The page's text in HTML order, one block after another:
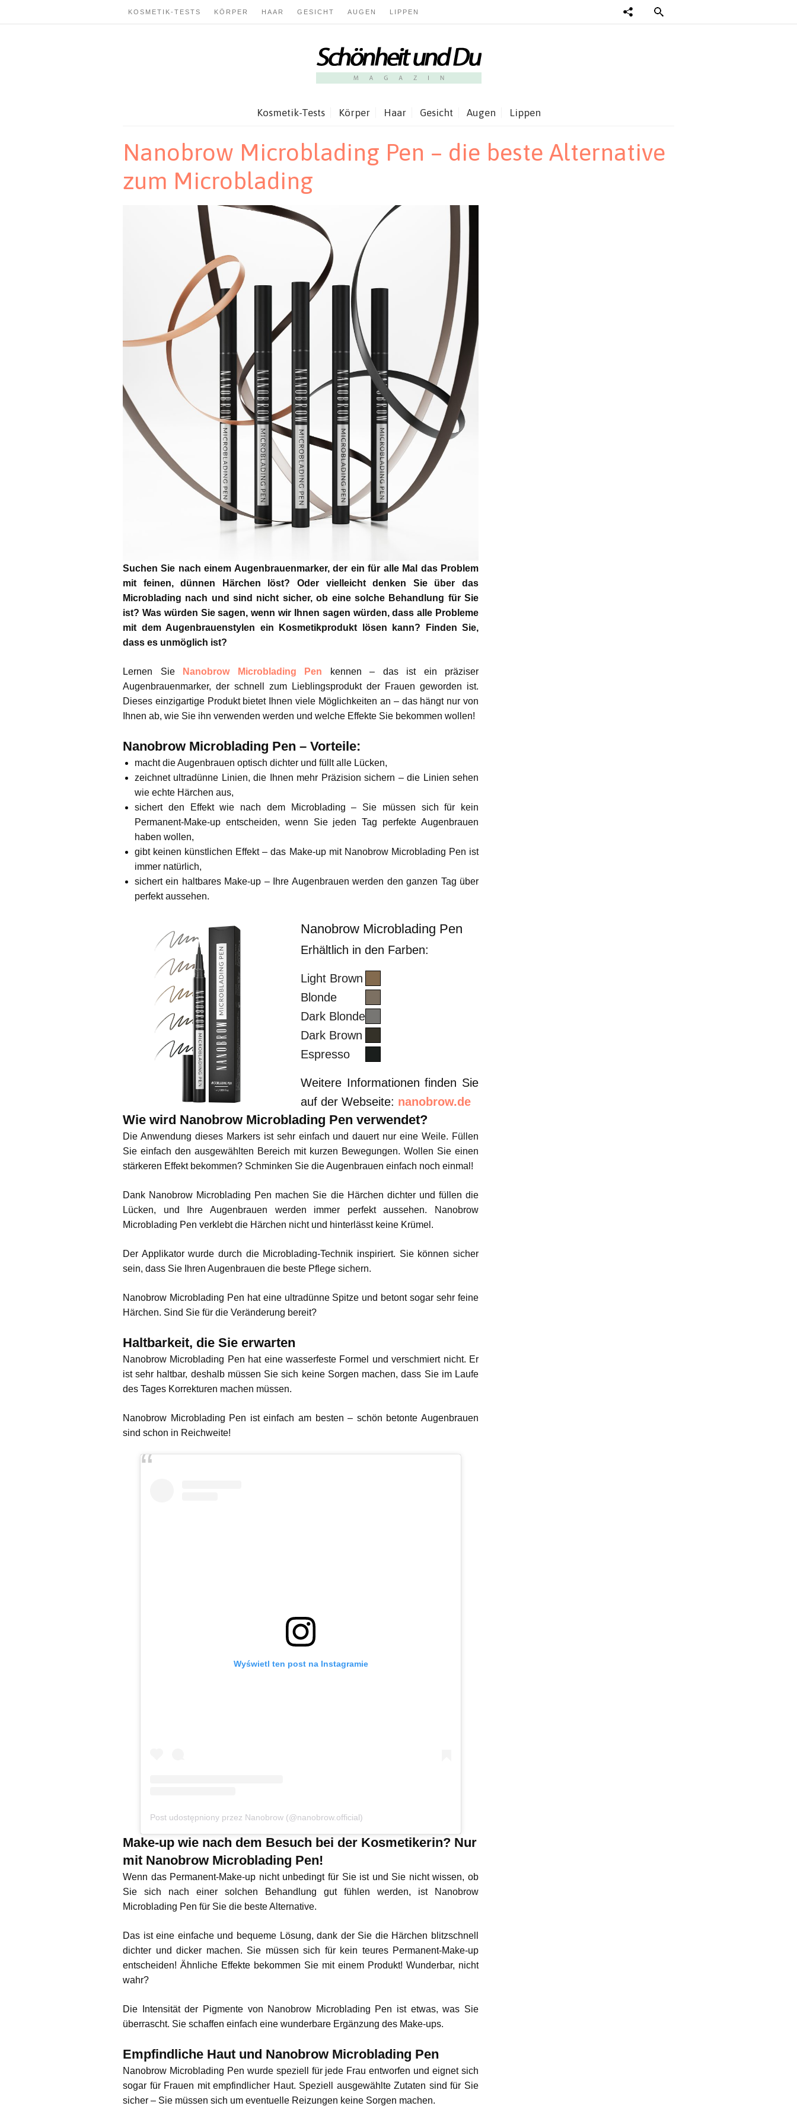
KOSMETIK-TESTS KÖRPER HAAR GESICHT AUGEN LIPPEN
Kosmetik-Tests Körper Haar Gesicht Augen Lippen
Nanobrow Microblading Pen – die beste Alternative
zum Microblading
Suchen Sie nach einem Augenbrauenmarker, der ein für alle Mal das Problem
mit feinen, dünnen Härchen löst? Oder vielleicht denken Sie über das
Microblading nach und sind nicht sicher, ob eine solche Behandlung für Sie
ist? Was würden Sie sagen, wenn wir Ihnen sagen würden, dass alle Probleme
mit dem Augenbrauenstylen ein Kosmetikprodukt lösen kann? Finden Sie,
dass es unmöglich ist?
Lernen Sie Nanobrow Microblading Pen kennen – das ist ein präziser
Augenbrauenmarker, der schnell zum Lieblingsprodukt der Frauen geworden ist.
Dieses einzigartige Produkt bietet Ihnen viele Möglichkeiten an – das hängt nur von
Ihnen ab, wie Sie ihn verwenden werden und welche Effekte Sie bekommen wollen!
Nanobrow Microblading Pen – Vorteile:
macht die Augenbrauen optisch dichter und füllt alle Lücken,
zeichnet ultradünne Linien, die Ihnen mehr Präzision sichern – die Linien sehen
wie echte Härchen aus,
sichert den Effekt wie nach dem Microblading – Sie müssen sich für kein
Permanent-Make-up entscheiden, wenn Sie jeden Tag perfekte Augenbrauen
haben wollen,
gibt keinen künstlichen Effekt – das Make-up mit Nanobrow Microblading Pen ist
immer natürlich,
sichert ein haltbares Make-up – Ihre Augenbrauen werden den ganzen Tag über
perfekt aussehen.
Nanobrow Microblading Pen
Erhältlich in den Farben:
Light Brown
Blonde
Dark Blonde
Dark Brown
Espresso
Weitere Informationen finden Sie
auf der Webseite: nanobrow.de
Wie wird Nanobrow Microblading Pen verwendet?
Die Anwendung dieses Markers ist sehr einfach und dauert nur eine Weile. Füllen
Sie einfach den ausgewählten Bereich mit kurzen Bewegungen. Wollen Sie einen
stärkeren Effekt bekommen? Schminken Sie die Augenbrauen einfach noch einmal!
Dank Nanobrow Microblading Pen machen Sie die Härchen dichter und füllen die
Lücken, und Ihre Augenbrauen werden immer perfekt aussehen. Nanobrow
Microblading Pen verklebt die Härchen nicht und hinterlässt keine Krümel.
Der Applikator wurde durch die Microblading-Technik inspiriert. Sie können sicher
sein, dass Sie Ihren Augenbrauen die beste Pflege sichern.
Nanobrow Microblading Pen hat eine ultradünne Spitze und betont sogar sehr feine
Härchen. Sind Sie für die Veränderung bereit?
Haltbarkeit, die Sie erwarten
Nanobrow Microblading Pen hat eine wasserfeste Formel und verschmiert nicht. Er
ist sehr haltbar, deshalb müssen Sie sich keine Sorgen machen, dass Sie im Laufe
des Tages Korrekturen machen müssen.
Nanobrow Microblading Pen ist einfach am besten – schön betonte Augenbrauen
sind schon in Reichweite!
Wyświetl ten post na Instagramie
Post udostępniony przez Nanobrow (@nanobrow.official)
Make-up wie nach dem Besuch bei der Kosmetikerin? Nur
mit Nanobrow Microblading Pen!
Wenn das Permanent-Make-up nicht unbedingt für Sie ist und Sie nicht wissen, ob
Sie sich nach einer solchen Behandlung gut fühlen werden, ist Nanobrow
Microblading Pen für Sie die beste Alternative.
Das ist eine einfache und bequeme Lösung, dank der Sie die Härchen blitzschnell
dichter und dicker machen. Sie müssen sich für kein teures Permanent-Make-up
entscheiden! Ähnliche Effekte bekommen Sie mit einem Produkt! Wunderbar, nicht
wahr?
Die Intensität der Pigmente von Nanobrow Microblading Pen ist etwas, was Sie
überrascht. Sie schaffen einfach eine wunderbare Ergänzung des Make-ups.
Empfindliche Haut und Nanobrow Microblading Pen
Nanobrow Microblading Pen wurde speziell für jede Frau entworfen und eignet sich
sogar für Frauen mit empfindlicher Haut. Speziell ausgewählte Zutaten sind für Sie
sicher – Sie müssen sich um eventuelle Reizungen keine Sorgen machen.